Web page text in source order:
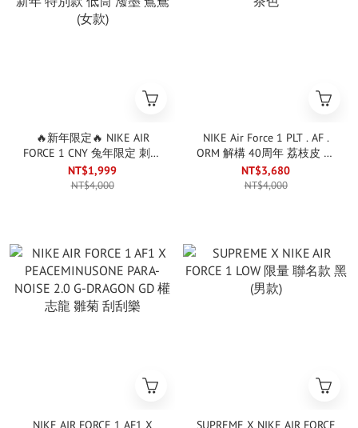
🔥新年限定🔥 NIKE AIR
FORCE 1 CNY 兔年限定 刺繡
新年 特別款 低筒 潑墨 鴛鴦
(女款)
NT$1,999
NT$4,000
NIKE Air Force 1 PLT . AF .
ORM 解構 40周年 荔枝皮 奶
茶色
NT$3,680
NT$4,000
NIKE AIR FORCE 1 AF1 X
SUPREME X NIKE AIR FORCE